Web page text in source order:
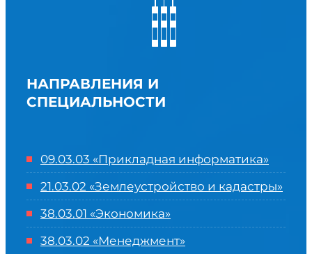
НАПРАВЛЕНИЯ И
СПЕЦИАЛЬНОСТИ
09.03.03 «Прикладная информатика»
21.03.02 «Землеустройство и кадастры»
38.03.01 «Экономика»
38.03.02 «Менеджмент»